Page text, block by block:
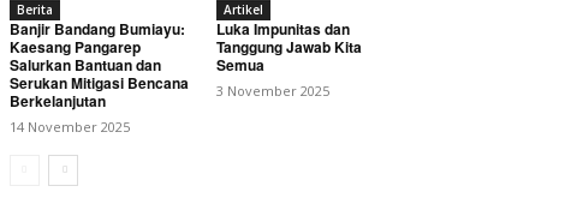
Berita
Banjir Bandang Bumiayu:
Kaesang Pangarep
Salurkan Bantuan dan
Serukan Mitigasi Bencana
Berkelanjutan
14 November 2025
Artikel
Luka Impunitas dan
Tanggung Jawab Kita
Semua
3 November 2025